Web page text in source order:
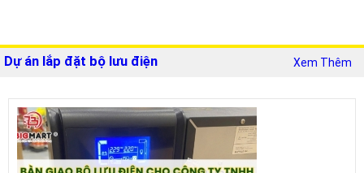
Dự án lắp đặt bộ lưu điện Xem Thêm